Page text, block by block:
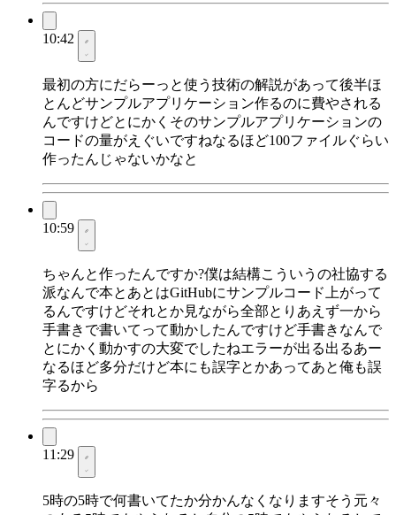
10:42
最初の方にだらーっと使う技術の解説があって後半ほ
とんどサンプルアプリケーション作るのに費やされる
んですけどとにかくそのサンプルアプリケーションの
コードの量がえぐいですねなるほど100ファイルぐらい
作ったんじゃないかなと
10:59
ちゃんと作ったんですか?僕は結構こういうの社協する
派なんで本とあとはGitHubにサンプルコード上がって
るんですけどそれとか見ながら全部とりあえず一から
手書きで書いてって動かしたんですけど手書きなんで
とにかく動かすの大変でしたねエラーが出る出るあー
なるほど多分だけど本にも誤字とかあってあと俺も誤
字るから
11:29
5時の5時で何書いてたか分かんなくなりますそう元々